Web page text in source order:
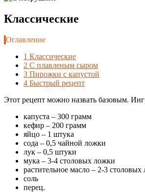
Классические
Оглавление
1 Классические
2 С плавленым сыром
3 Пирожки с капустой
4 Быстрый рецепт
Этот рецепт можно назвать базовым.
капуста – 300 грамм
кефир – 200 грамм
яйцо – 1 штука
сода – 0,5 чайной ложки
лук – 0,5 штуки
мука – 3-4 столовых ложки
растительное масло – 2-3 столовых
соль
перец.